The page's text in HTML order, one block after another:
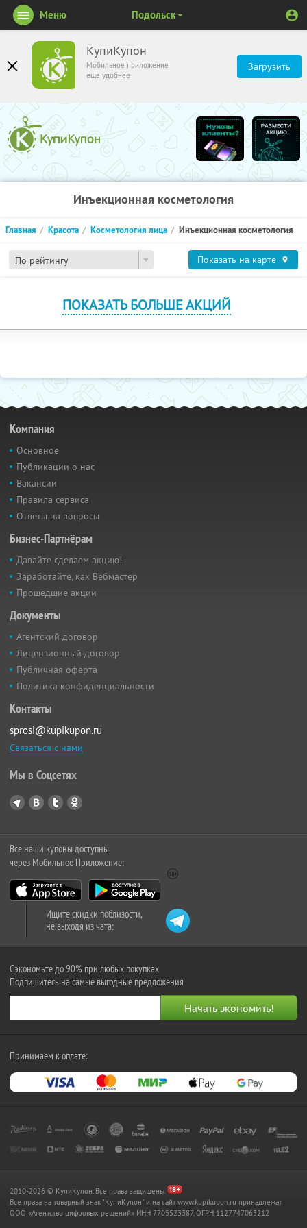
КупиКупон
Мобильное приложение
ещё удобнее
Загрузить
Меню Подольск
Инъекционная косметология
По рейтингу
Главная Красота Косметология лица Инъекционная косметология
Показать на карте
ПОКАЗАТЬ БОЛЬШЕ АКЦИЙ
Компания
Основное
Публикации о нас
Вакансии
Правила сервиса
Ответы на вопросы
Бизнес-Партнёрам
Давайте сделаем акцию!
Заработайте, как Вебмастер
Прошедшие акции
Документы
Агентский договор
Лицензионный договор
Публичная оферта
Политика конфиденциальности
Контакты
sprosi@kupikupon.ru
Связаться с нами
Мы в Соцсетях
Все наши купоны доступны
через Мобильное Приложение:
Ищите скидки поблизости,
не выходя из чата:
Сэкономьте до 90% при любых покупках
Подпишитесь на самые выгодные предложения
Принимаем к оплате:
2010-2026 © КупиКупон. Все права защищены.
Все права на товарный знак "КупиКупон" и на сайт www.kupikupon.ru принадлежат
OOO «Агентство цифровых решений» ИНН 7705523387, ОГРН 1127747063212